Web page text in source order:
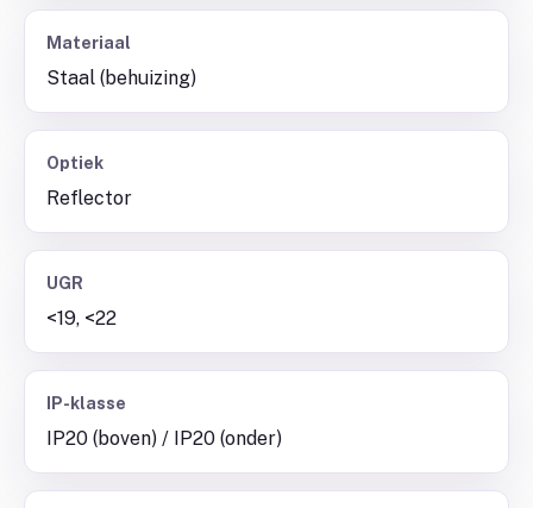
Materiaal
Staal (behuizing)
Optiek
Reflector
UGR
<19, <22
IP-klasse
IP20 (boven) / IP20 (onder)